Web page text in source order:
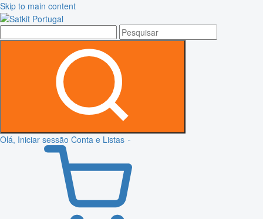
Skip to main content
Olá, Iniciar sessão Conta e Listas